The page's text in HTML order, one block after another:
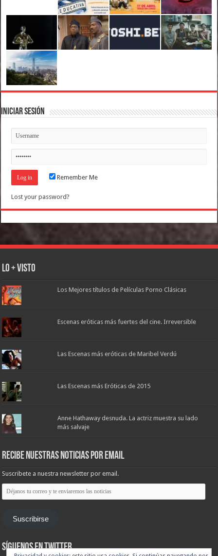
Iniciar Sesión
Remember Me
Lost your password?
Lo + Visto
Los Mejores títulos de Películas Porno Clásicas
Escenas eróticas más fuertes del cine. Irreversible
Las Escenas más eróticas de Maribel Verdú
Las Escenas más Eróticas de 2015
Anne Hathaway desnuda. La actriz muestra su lado
más salvaje
Recibe nuestras noticias por email
Suscribete a nuestra newsletter por email.
Déjanos
tu
correo
enviaremos
Suscribirse
Síguenos en Twitter